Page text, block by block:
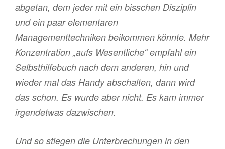
abgetan, dem jeder mit ein bisschen Disziplin
und ein paar elementaren
Managementtechniken beikommen könnte. Mehr
Konzentration „aufs Wesentliche“ empfahl ein
Selbsthilfebuch nach dem anderen, hin und
wieder mal das Handy abschalten, dann wird
das schon. Es wurde aber nicht. Es kam immer
irgendetwas dazwischen.
Und so stiegen die Unterbrechungen in den